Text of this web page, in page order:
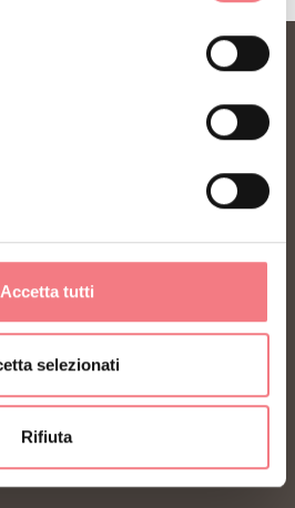
Accetta tutti
selezionati
Rifiuta
17